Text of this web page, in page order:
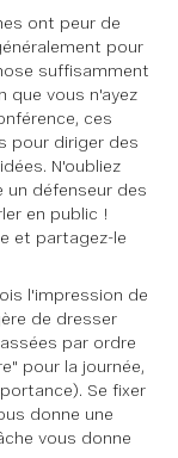
ont peur de
pour
suffisamment
que vous n'ayez
ces
pour diriger des
N'oubliez
un défenseur des
en public !
et partagez-le
l'impression de
de dresser
par ordre
pour la journée,
Se fixer
donne une
vous donne